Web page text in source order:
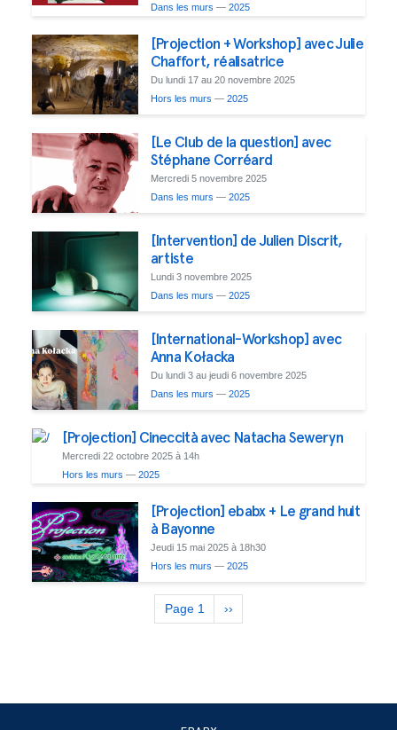
Dans les murs — 2025
[Projection + Workshop] avec Julie
Chaffort, réalisatrice
Du lundi 17 au 20 novembre 2025
Hors les murs — 2025
[Le Club de la question] avec
Stéphane Corréard
Mercredi 5 novembre 2025
Dans les murs — 2025
[Intervention] de Julien Discrit,
artiste
Lundi 3 novembre 2025
Dans les murs — 2025
[International-Workshop] avec
Anna Kołacka
Du lundi 3 au jeudi 6 novembre 2025
Dans les murs — 2025
[Projection] Cineccità avec Natacha Seweryn
Mercredi 22 octobre 2025 à 14h
Hors les murs — 2025
[Projection] ebabx + Le grand huit
à Bayonne
Jeudi 15 mai 2025 à 18h30
Hors les murs — 2025
Pagination
Page 1
Next
page
››